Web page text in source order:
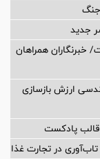
جنگ
جدید
همراهان
ارزش بازسازی
قالب پادکست
در تجارت غذا